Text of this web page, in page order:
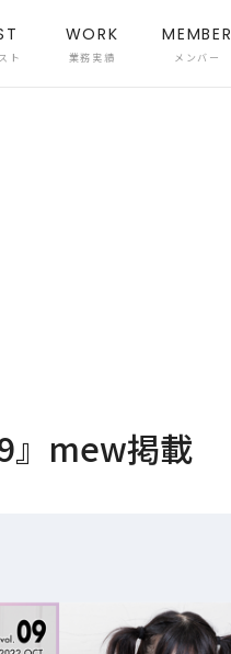
ト
WORK
業務実績
MEMBER
メンバー
』mew掲載